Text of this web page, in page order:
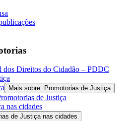
dos Direitos do Cidadão – PDDC
Mais sobre: Promotorias de Justiça
de Justiça
nas cidades
de Justiça nas cidades